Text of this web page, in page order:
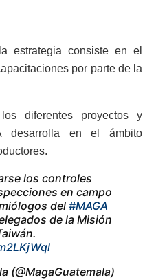
estrategia consiste en el
por parte de la
diferentes proyectos y
desarrolla en el ámbito
los controles
en campo
del #MAGA
de la Misión
(@MagaGuatemala)